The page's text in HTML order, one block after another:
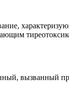
вызванный